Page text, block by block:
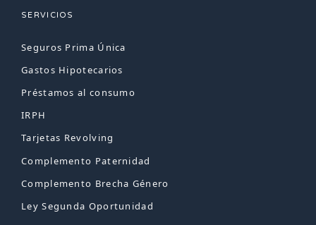
SERVICIOS
Seguros Prima Única
Gastos Hipotecarios
Préstamos al consumo
IRPH
Tarjetas Revolving
Complemento Paternidad
Complemento Brecha Género
Ley Segunda Oportunidad